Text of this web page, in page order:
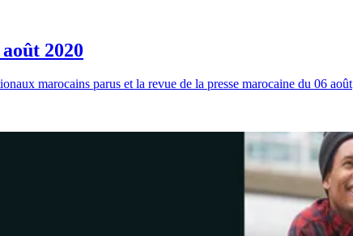
2020
marocains parus et la revue de la presse marocaine du 06 août